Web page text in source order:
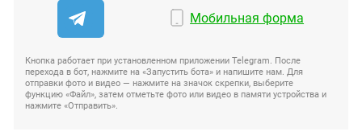
Мобильная форма
Кнопка работает при установленном приложении Telegram. После
перехода в бот, нажмите на «Запустить бота» и напишите нам. Для
отправки фото и видео — нажмите на значок скрепки, выберите
функцию «Файл», затем отметьте фото или видео в памяти устройства и
нажмите «Отправить».